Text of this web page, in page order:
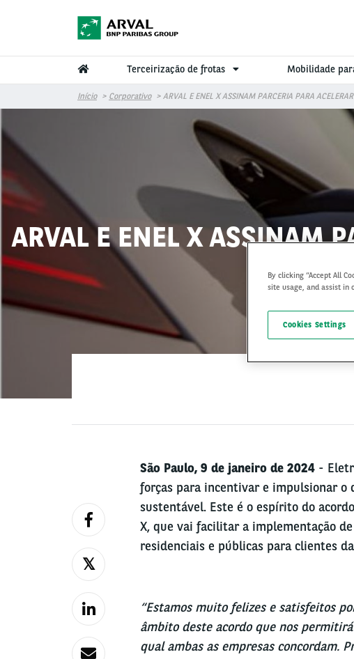
Terceirização de frotas Mobilidade
Início Corporativo ARVAL E ENEL X ASSINAM PARCERIA PARA
ARVAL E ENEL X ASSINAM
São Paulo, 9 de janeiro de 2024-
forças para incentivar e impulsionar o
sustentável. Este é o espírito do
X, que vai facilitar a implementação
residenciais e públicas para clientes
“Estamos muito felizes e satisfeitos
âmbito deste acordo que nos
qual ambas as empresas concordam.
By clicking “Accept All
site usage, and assist
Cookies Settings